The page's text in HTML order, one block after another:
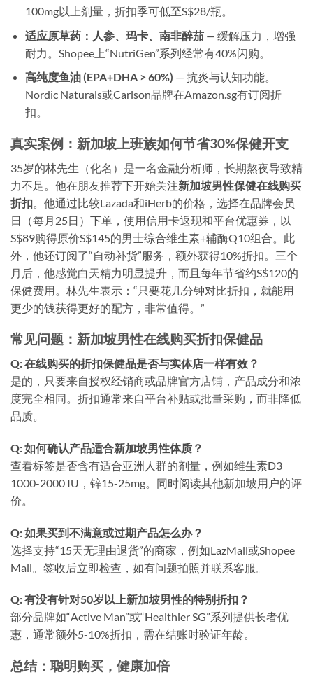
100mg以上剂量，折扣季可低至S$28/瓶。
适应原草药：人参、玛卡、南非醉茄— 缓解压力，增强
耐力。Shopee上“NutriGen”系列经常有40%闪购。
高纯度鱼油 (EPA+DHA > 60%) — 抗炎与认知功能。
Nordic Naturals或Carlson品牌在Amazon.sg有订阅折
扣。
真实案例：新加坡上班族如何节省30%保健开支
35岁的林先生（化名）是一名金融分析师，长期熬夜导致精
力不足。他在朋友推荐下开始关注新加坡男性保健在线购买
折扣 。他通过比较Lazada和iHerb的价格，选择在品牌会员
日（每月25日）下单，使用信用卡返现和平台优惠券，以
S$89购得原价S$145的男士综合维生素+辅酶Q10组合。此
外，他还订阅了“自动补货”服务，额外获得10%折扣。三个
月后，他感觉白天精力明显提升，而且每年节省约S$120的
保健费用。林先生表示：“只要花几分钟对比折扣，就能用
更少的钱获得更好的配方，非常值得。”
常见问题：新加坡男性在线购买折扣保健品
Q: 在线购买的折扣保健品是否与实体店一样有效？
是的，只要来自授权经销商或品牌官方店铺，产品成分和浓
度完全相同。折扣通常来自平台补贴或批量采购，而非降低
品质。
Q: 如何确认产品适合新加坡男性体质？
查看标签是否含有适合亚洲人群的剂量，例如维生素D3
1000-2000 IU，锌15-25mg。同时阅读其他新加坡用户的评
价。
Q: 如果买到不满意或过期产品怎么办？
选择支持“15天无理由退货”的商家，例如LazMall或Shopee
Mall。签收后立即检查，如有问题拍照并联系客服。
Q: 有没有针对50岁以上新加坡男性的特别折扣？
部分品牌如“Active Man”或“Healthier SG”系列提供长者优
惠，通常额外5-10%折扣，需在结账时验证年龄。
总结：聪明购买，健康加倍